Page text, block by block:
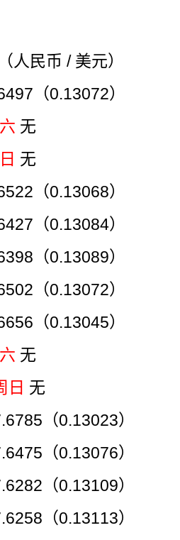
人民币 / 美元）
（0.13072）
无
无
（0.13068）
（0.13084）
（0.13089）
（0.13072）
（0.13045）
无
日 无
（0.13023）
（0.13076）
（0.13109）
（0.13113）